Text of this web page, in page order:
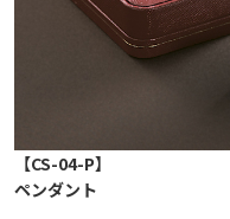
【CS-04-P】
ペンダント